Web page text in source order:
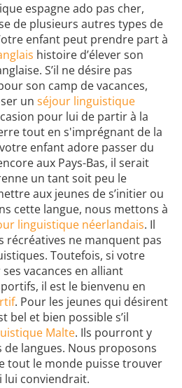
espagne ado pas cher,
de plusieurs autres types de
enfant peut prendre part à
histoire d’élever son
S’il ne désire pas
son camp de vacances,
un séjour linguistique
pour lui de partir à la
tout en s'imprégnant de la
enfant adore passer du
aux Pays-Bas, il serait
un tant soit peu le
aux jeunes de s’initier ou
cette langue, nous mettons à
linguistique néerlandais. Il
récréatives ne manquent pas
Toutefois, si votre
vacances en alliant
il est le bienvenu en
. Pour les jeunes qui désirent
bel et bien possible s’il
Malte. Ils pourront y
langues. Nous proposons
tout le monde puisse trouver
lui conviendrait.